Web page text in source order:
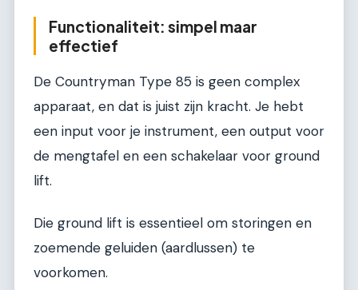
Functionaliteit: simpel maar
effectief
De Countryman Type 85 is geen complex
apparaat, en dat is juist zijn kracht. Je hebt
een input voor je instrument, een output voor
de mengtafel en een schakelaar voor ground
lift.
Die ground lift is essentieel om storingen en
zoemende geluiden (aardlussen) te
voorkomen.